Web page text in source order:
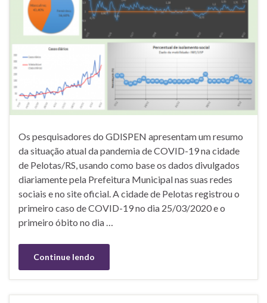
Os pesquisadores do GDISPEN apresentam um resumo
da situação atual da pandemia de COVID-19 na cidade
de Pelotas/RS, usando como base os dados divulgados
diariamente pela Prefeitura Municipal nas suas redes
sociais e no site oficial. A cidade de Pelotas registrou o
primeiro caso de COVID-19 no dia 25/03/2020 e o
primeiro óbito no dia …
Continue lendo